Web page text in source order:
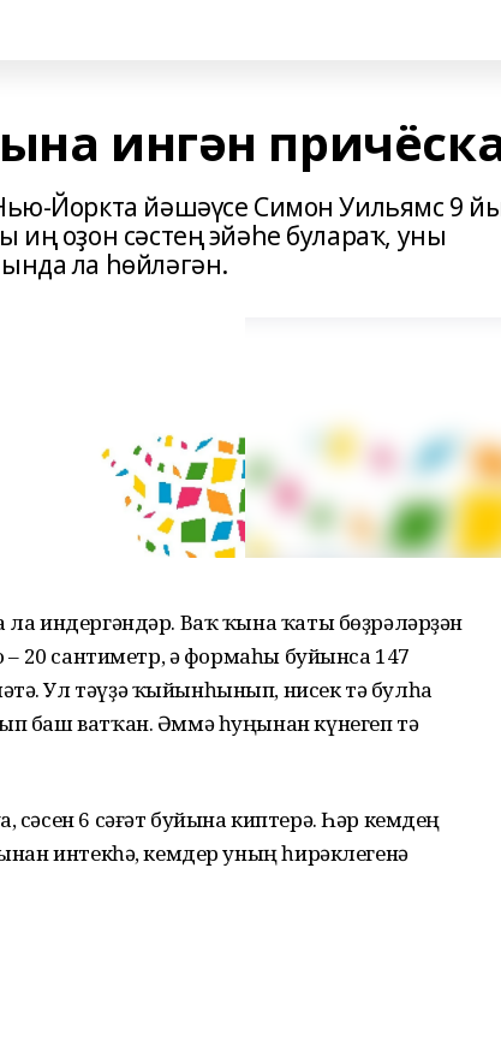
ингән
Йоркта йәшәүсе Симон Уильямс 9
оҙон сәстең эйәһе булараҡ, уны
ла һөйләгән.
индергәндәр. Ваҡ ҡына ҡаты бөҙрәләрҙән
– 20 сантиметр, ә формаһы буйынса 147
Ул тәүҙә ҡыйынһынып, нисек тә булһа
баш ватҡан. Әммә һуңынан күнегеп тә
6 сәғәт буйына киптерә. Һәр кемдең
интекһә, кемдер уның һирәклегенә